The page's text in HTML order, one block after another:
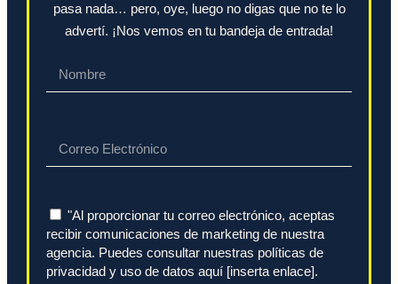
pasa nada… pero, oye, luego no digas que no te lo
advertí. ¡Nos vemos en tu bandeja de entrada!
"Al proporcionar tu correo electrónico, aceptas
recibir comunicaciones de marketing de nuestra
agencia. Puedes consultar nuestras políticas de
privacidad y uso de datos aquí [inserta enlace].